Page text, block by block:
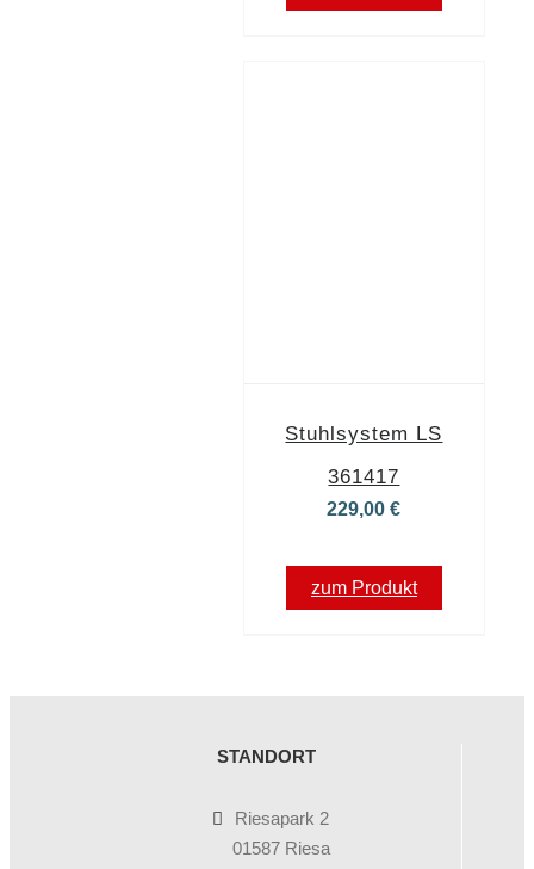
Stuhlsystem LS
361417
229,00€
zum Produkt
STANDORT
Riesapark 2
01587 Riesa